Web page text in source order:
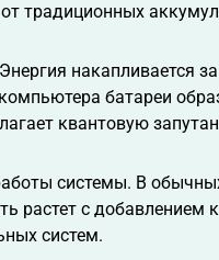
традиционных
накапливается
батареи
квантовую
системы. В
растет с
систем.